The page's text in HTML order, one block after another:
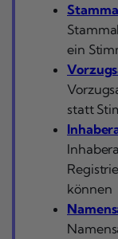
ein
statt
können